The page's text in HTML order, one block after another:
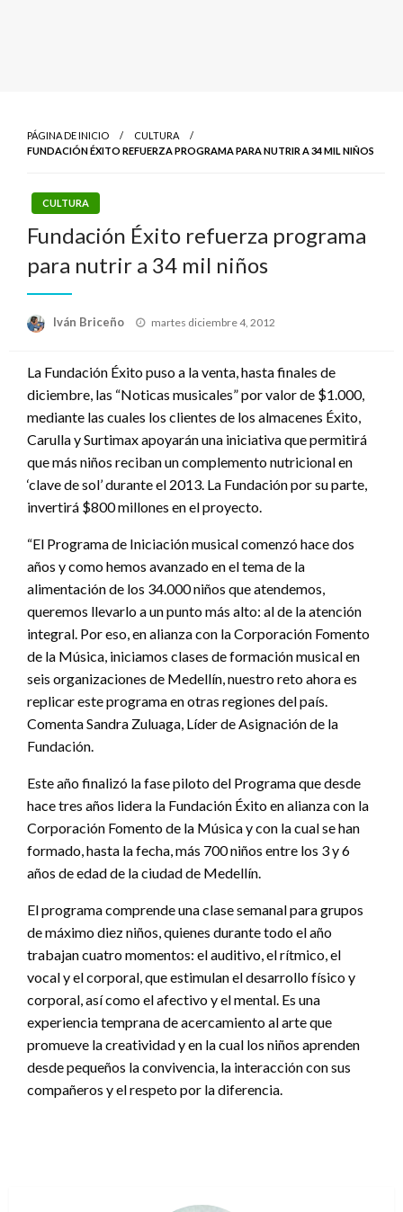
PÁGINA DE INICIO
CULTURA
FUNDACIÓN ÉXITO REFUERZA PROGRAMA PARA NUTRIR A 34 MIL NIÑOS
CULTURA
Fundación Éxito refuerza programa
para nutrir a 34 mil niños
Iván Briceño
Publicado
martes diciembre 4, 2012
La Fundación Éxito puso a la venta, hasta finales de
diciembre, las “Noticas musicales” por valor de $1.000,
mediante las cuales los clientes de los almacenes Éxito,
Carulla y Surtimax apoyarán una iniciativa que permitirá
que más niños reciban un complemento nutricional en
‘clave de sol’ durante el 2013. La Fundación por su parte,
invertirá $800 millones en el proyecto.
“El Programa de Iniciación musical comenzó hace dos
años y como hemos avanzado en el tema de la
alimentación de los 34.000 niños que atendemos,
queremos llevarlo a un punto más alto: al de la atención
integral. Por eso, en alianza con la Corporación Fomento
de la Música, iniciamos clases de formación musical en
seis organizaciones de Medellín, nuestro reto ahora es
replicar este programa en otras regiones del país.
Comenta Sandra Zuluaga, Líder de Asignación de la
Fundación.
Este año finalizó la fase piloto del Programa que desde
hace tres años lidera la Fundación Éxito en alianza con la
Corporación Fomento de la Música y con la cual se han
formado, hasta la fecha, más 700 niños entre los 3 y 6
años de edad de la ciudad de Medellín.
El programa comprende una clase semanal para grupos
de máximo diez niños, quienes durante todo el año
trabajan cuatro momentos: el auditivo, el rítmico, el
vocal y el corporal, que estimulan el desarrollo físico y
corporal, así como el afectivo y el mental. Es una
experiencia temprana de acercamiento al arte que
promueve la creatividad y en la cual los niños aprenden
desde pequeños la convivencia, la interacción con sus
compañeros y el respeto por la diferencia.